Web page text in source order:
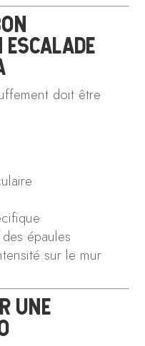
ESCALADE
doit être
épaules
sur le mur
UNE